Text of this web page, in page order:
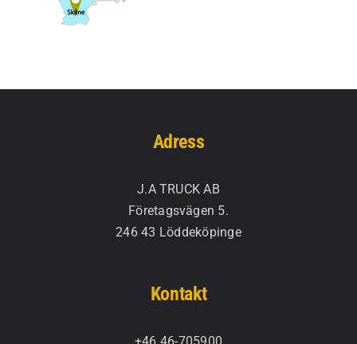
Adress
J.A TRUCK AB
Företagsvägen 5.
246 43 Löddeköpinge
Kontakt